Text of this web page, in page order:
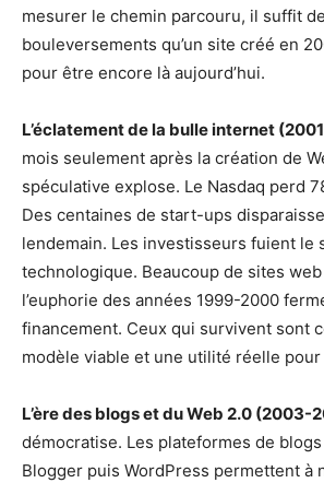
mesurer le chemin parcouru, il suffit
bouleversements qu’un site créé en
pour être encore là aujourd’hui.
L’éclatement de la bulle internet
mois seulement après la création de
spéculative explose. Le Nasdaq perd
Des centaines de start-ups
lendemain. Les investisseurs fuient le
technologique. Beaucoup de sites
l’euphorie des années 1999-2000
financement. Ceux qui survivent sont
modèle viable et une utilité réelle
L’ère des blogs et du Web 2.0 (2003-
démocratise. Les plateformes de
Blogger puis WordPress permettent à